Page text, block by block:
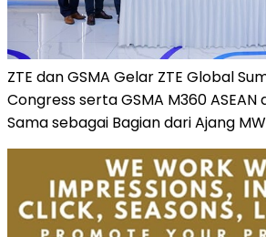
ZTE dan GSMA Gelar ZTE Global
Congress serta GSMA M360 ASEAN
Sama sebagai Bagian dari Ajang